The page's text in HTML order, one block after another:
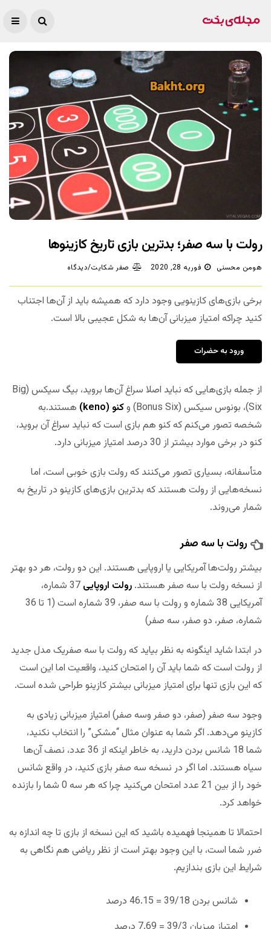
رولت با سه صفر؛ بدترین بازی تاریخ کازینوها
هومن محسنی فوریه 28, 2020 صفر شکایت/دیدگاه
برخی بازی‌های کازینویی وجود دارد که همیشه باید از آن‌ها اجتناب
کنید چراکه امتیاز میزبانی آن‌ها به شکل عجیبی بالا است.
ورود به حضرات
از جمله بازی‌هایی که نباید اصلا سراغ آن‌ها بروید، بیگ سیکس (Big
Six)، بونوس سیکس (Bonus Six) و
کنو (keno)
هستند.به
شخصه تصور می‌کنم که کنو هم بازی است که نباید سراغ آن بروید،
کنو در برخی موارد بیشتر از 30 درصد امتیاز میزبانی دارد.
متأسفانه، بسیاری تصور می‌کنند که رولت بازی خوبی است، اما
نسخه‌هایی از رولت هستند که بدترین بازی‌های کازینو در تاریخ به
شمار می‌روند.
رولت با سه صفر
بیشتر رولت‌ها آمریکایی یا اروپایی هستند. این دو رولت، هر دو بهتر
از نسخه رولت با سه صفر هستند. رولت اروپایی
37 شماره،
آمریکایی 38 شماره و رولت با سه صفر، 39 شماره است (1 تا 36
شماره، صفر، دو صفر، سه صفر)
در ابتدا شاید اینگونه به نظر بیاید که رولت با سه صفریک مدل جدید
از رولت است که شما باید آن را امتحان کنید، واقعیت اما این است
که این بازی تنها برای امتیاز میزبانی بیشتر کازینو طراحی شده است.
وجود سه صفر (صفر، دو صفر وسه صفر) امتیاز میزبانی زیادی به
کازینو می‌دهد. اگر شما به عنوان مثال “مشکی” را انتخاب نکنید،
شما 18 شانس بردن دارید، به خاطر اینکه از 36 عدد، نصف آن‌ها
سیاه هستند. اما اگر در نسخه سه صفر بازی کنید، در واقع شانس
خود را از بین 21 عدد امتحان می‌کنید چرا که هر سه 0 شما را بازنده
خواهد کرد.
احتمالا تا همینجا فهمیده باشید که این نسخه از بازی تا چه اندازه به
ضرر شما است، با این وجود بهتر است از نظر ریاضی هم نگاهی به
شرایط این بازی بندازیم.
شانس بردن 39/18 = 46.15 درصد